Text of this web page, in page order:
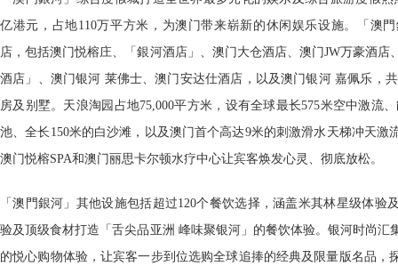
亿港元，占地110万平方米，为澳门带来崭新的休闲娱乐设施。「澳
店，包括澳门悦榕庄、「銀河酒店」、澳门大仓酒店、澳门JW万豪酒店
酒店」、澳门银河 莱佛士、澳门安达仕酒店，以及澳门银河 嘉佩乐，
房及别墅。天浪淘园占地75,000平方米，设有全球最长575米空中激流
池、全长150米的白沙滩，以及澳门首个高达9米的刺激滑水天梯冲天
澳门悦榕SPA和澳门丽思卡尔顿水疗中心让宾客焕发心灵、彻底放松。
「澳門銀河」其他设施包括超过120个餐饮选择，涵盖米其林星级体验
验及顶级食材打造「舌尖品亚洲 峰味聚银河」的餐饮体验。银河时尚汇
的悦心购物体验，让宾客一步到位选购全球追捧的经典及限量版名品，